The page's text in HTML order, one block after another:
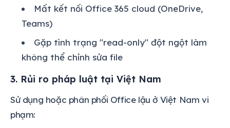
Mất kết nối Office 365 cloud (OneDrive,
Teams)
Gặp tình trạng "read-only" đột ngột làm
không thể chỉnh sửa file
3. Rủi ro pháp luật tại Việt Nam
Sử dụng hoặc phân phối Office lậu ở Việt Nam vi
phạm: